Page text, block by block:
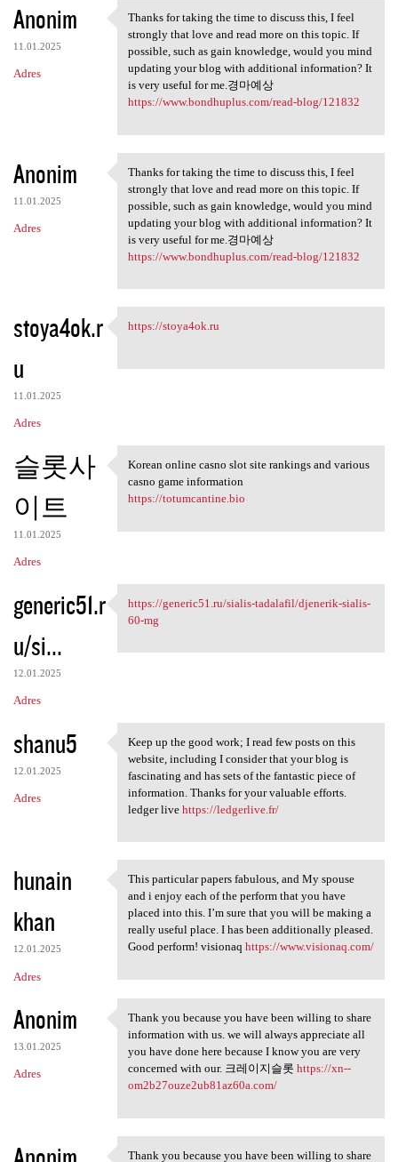
Anonim
11.01.2025
Adres
Thanks for taking the time to
Thanks for taking the time to discuss this, I feel
strongly that love and read more on this topic. If
possible, such as gain knowledge, would you mind
updating your blog with additional information? It
is very useful for me.경마예상
https://www.bondhuplus.com/read-blog/121832
Anonim
11.01.2025
Adres
Thanks for taking the time to
Thanks for taking the time to discuss this, I feel
strongly that love and read more on this topic. If
possible, such as gain knowledge, would you mind
updating your blog with additional information? It
is very useful for me.경마예상
https://www.bondhuplus.com/read-blog/121832
stoya4ok.r
u
11.01.2025
Adres
https://stoya4ok.ru
https://stoya4ok.ru
슬롯사
이트
11.01.2025
Adres
Korean online casno slot site
Korean online casno slot site rankings and various
casno game information
https://totumcantine.bio
generic51.r
u/si...
12.01.2025
Adres
https://generic51.ru/sialis
https://generic51.ru/sialis-tadalafil/djenerik-sialis-
60-mg
shanu5
12.01.2025
Adres
Keep up the good work; I read
Keep up the good work; I read few posts on this
website, including I consider that your blog is
fascinating and has sets of the fantastic piece of
information. Thanks for your valuable efforts.
ledger live https://ledgerlive.fr/
hunain
khan
12.01.2025
Adres
This particular papers
This particular papers fabulous, and My spouse
and i enjoy each of the perform that you have
placed into this. I’m sure that you will be making a
really useful place. I has been additionally pleased.
Good perform! visionaq https://www.visionaq.com/
Anonim
13.01.2025
Adres
Thank you because you have
Thank you because you have been willing to share
information with us. we will always appreciate all
you have done here because I know you are very
concerned with our. 크레이지슬롯 https://xn--
om2b27ouze2ub81az60a.com/
Thank you because you have been willing to share